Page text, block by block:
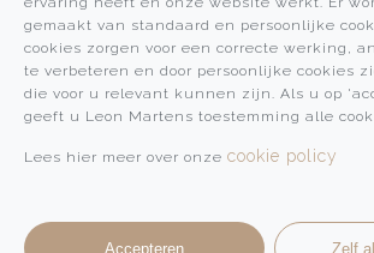
Privacy Policy
Pers
Leon Martens
Leon Martens Juwelier
gemaakt van standaard en persoonlijke
cookies zorgen voor een correcte werking,
te verbeteren en door persoonlijke cookies
die voor u relevant kunnen zijn. Als u op
geeft u Leon Martens toestemming alle
Lees hier meer over onze cookie policy
Accepteren Zelf